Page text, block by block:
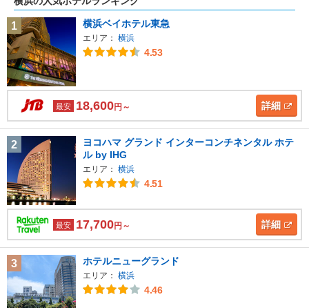
1 横浜ベイホテル東急
エリア： 横浜
4.53
最安 18,600円～ 詳細
2
ヨコハマ グランド インターコンチネンタル ホテ
ル by IHG
エリア： 横浜
4.51
最安 17,700円～ 詳細
3 ホテルニューグランド
エリア： 横浜
4.46